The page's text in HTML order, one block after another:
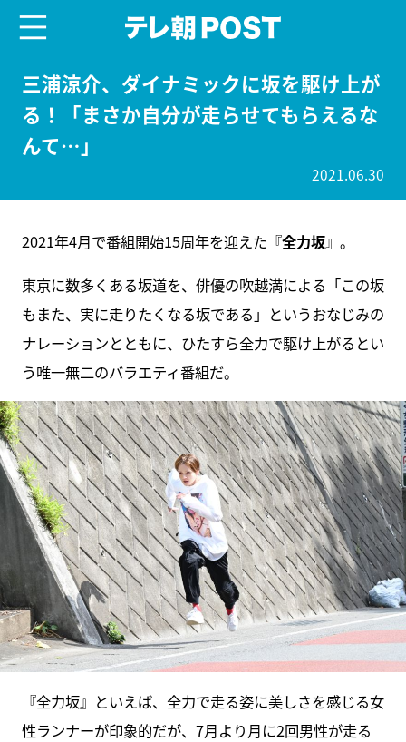
三浦涼介、ダイナミックに坂を駆け上が
る！「まさか自分が走らせてもらえるな
んて…」
2021.06.30
2021年4月で番組開始15周年を迎えた『全力坂』。
東京に数多くある坂道を、俳優の吹越満による「この坂
もまた、実に走りたくなる坂である」というおなじみの
ナレーションとともに、ひたすら全力で駆け上がるとい
う唯一無二のバラエティ番組だ。
『全力坂』といえば、全力で走る姿に美しさを感じる女
性ランナーが印象的だが、7月より月に2回男性が走る